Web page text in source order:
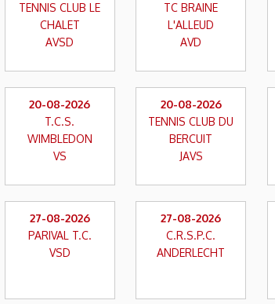
TENNIS CLUB LE
CHALET
AVSD
TC BRAINE
L'ALLEUD
AVD
20-08-2026
T.C.S.
WIMBLEDON
VS
20-08-2026
TENNIS CLUB DU
BERCUIT
JAVS
27-08-2026
PARIVAL T.C.
VSD
27-08-2026
C.R.S.P.C.
ANDERLECHT